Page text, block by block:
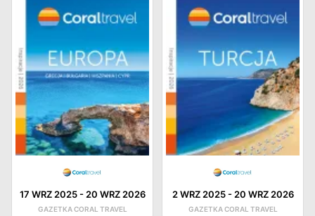
17 WRZ 2025-20 WRZ 2026
GAZETKA CORAL TRAVEL
2 WRZ 2025-20 WRZ 2026
GAZETKA CORAL TRAVEL